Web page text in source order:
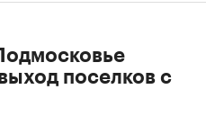
поселков с